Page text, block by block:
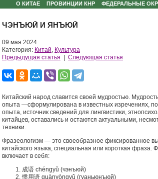
О КИТАЕ ПРОВИНЦИИ КНР ФЕДЕРАЛЬНЫЕ
ЧЭНЪЮЙ И ЯНЪЮЙ
09 мая 2024
Категория: Китай, Культура
Предыдущая статья
Следующая статья
Китайский народ славится своей мудростью.
опыта —сформулирована в известных изречениях,
опыта, источник сведений для лингвистики,
китайцев, оставались и остаются актуальными,
техники.
Фразеологизм — это своеобразное фиксированное
китайского языка, специальная или короткая
включает в себя:
成语 chéngyǔ (чэнъюй)
惯用语 guànyòngyǔ (гуаньюнъюй)